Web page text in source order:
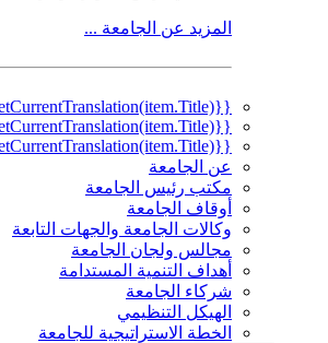
المزيد عن الجامعة ...
{{mmc.getCurrentTranslation(item.Title)}}
{{mmc.getCurrentTranslation(item.Title)}}
{{mmc.getCurrentTranslation(item.Title)}}
عن الجامعة
مكتب رئيس الجامعة
أوقاف الجامعة
وكالات الجامعة والجهات التابعة
مجالس ولجان الجامعة
أهداف التنمية المستدامة
شركاء الجامعة
الهيكل التنظيمي
الخطة الاستراتيجية للجامعة